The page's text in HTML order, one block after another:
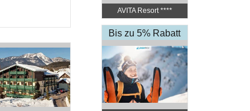
AVITA Resort ​****
Superior
Bis zu 5% Rabatt